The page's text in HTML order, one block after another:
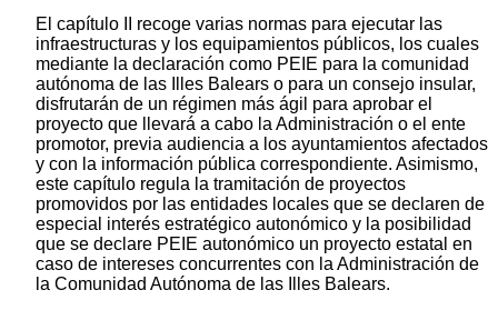
El capítulo II recoge varias normas para ejecutar las
infraestructuras y los equipamientos públicos, los cuales
mediante la declaración como PEIE para la comunidad
autónoma de las Illes Balears o para un consejo insular,
disfrutarán de un régimen más ágil para aprobar el
proyecto que llevará a cabo la Administración o el ente
promotor, previa audiencia a los ayuntamientos afectados
y con la información pública correspondiente. Asimismo,
este capítulo regula la tramitación de proyectos
promovidos por las entidades locales que se declaren de
especial interés estratégico autonómico y la posibilidad
que se declare PEIE autonómico un proyecto estatal en
caso de intereses concurrentes con la Administración de
la Comunidad Autónoma de las Illes Balears.